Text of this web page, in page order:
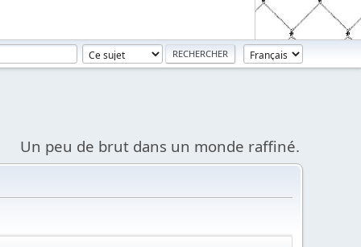
Un peu de brut dans un monde raffiné.